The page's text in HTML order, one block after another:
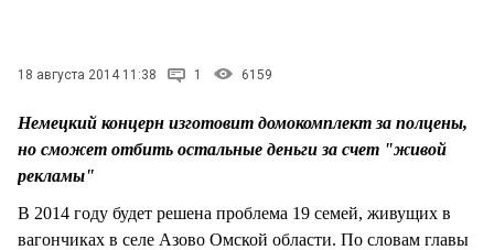
18 августа 2014 11:38 1 6159
Немецкий концерн изготовит домокомплект за полцены,
но сможет отбить остальные деньги за счет "живой
рекламы"
В 2014 году будет решена проблема 19 семей, живущих в
вагончиках в селе Азово Омской области. По словам главы